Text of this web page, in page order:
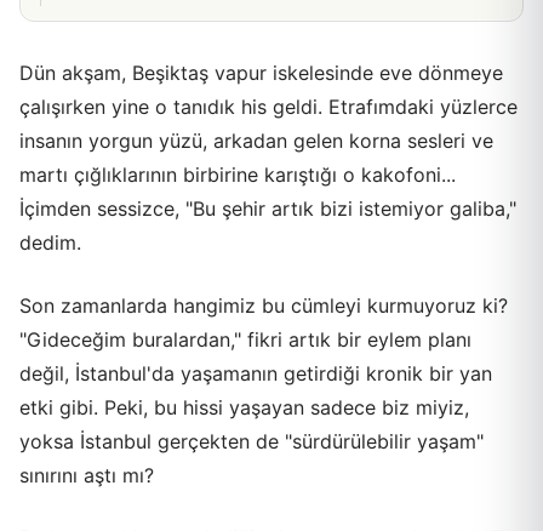
Dün akşam, Beşiktaş vapur iskelesinde eve dönmeye
çalışırken yine o tanıdık his geldi. Etrafımdaki yüzlerce
insanın yorgun yüzü, arkadan gelen korna sesleri ve
martı çığlıklarının birbirine karıştığı o kakofoni...
İçimden sessizce, "Bu şehir artık bizi istemiyor galiba,"
dedim.
Son zamanlarda hangimiz bu cümleyi kurmuyoruz ki?
"Gideceğim buralardan," fikri artık bir eylem planı
değil, İstanbul'da yaşamanın getirdiği kronik bir yan
etki gibi. Peki, bu hissi yaşayan sadece biz miyiz,
yoksa İstanbul gerçekten de "sürdürülebilir yaşam"
sınırını aştı mı?